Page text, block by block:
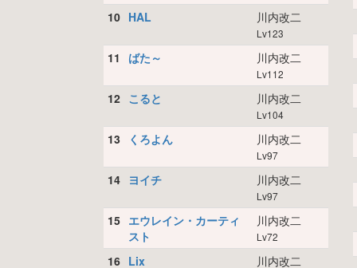
10 HAL 川内改二
Lv123
11 ばた～ 川内改二
Lv112
12 こると 川内改二
Lv104
13 くろよん 川内改二
Lv97
14 ヨイチ 川内改二
Lv97
15 エウレイン・カーティ
スト
川内改二
Lv72
16 Lix 川内改二